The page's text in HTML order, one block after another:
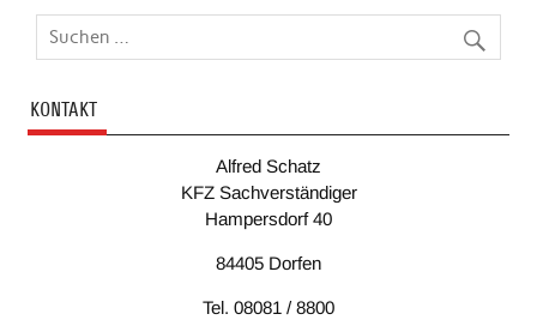
KONTAKT
Alfred Schatz
KFZ Sachverständiger
Hampersdorf 40
84405 Dorfen
Tel. 08081 / 8800